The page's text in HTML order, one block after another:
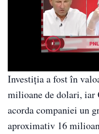
Investiţia a fost în
milioane de dolari, iar
acorda companiei un
aproximativ 16